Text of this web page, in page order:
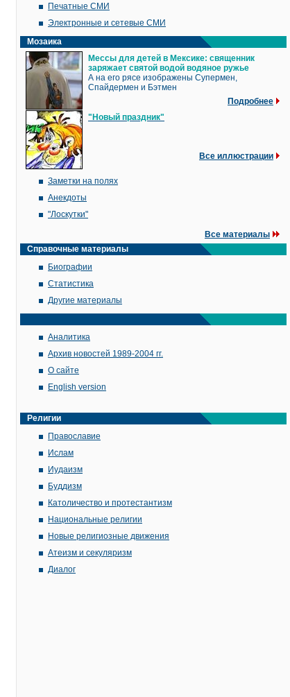
Печатные СМИ
Электронные и сетевые СМИ
Мозаика
Мессы для детей в Мексике: священник
заряжает святой водой водяное ружье
А на его рясе изображены Супермен,
Спайдермен и Бэтмен
Подробнее
"Новый праздник"
Все иллюстрации
Заметки на полях
Анекдоты
"Лоскутки"
Все материалы
Справочные материалы
Биографии
Статистика
Другие материалы
Аналитика
Архив новостей 1989-2004 гг.
О сайте
English version
Религии
Православие
Ислам
Иудаизм
Буддизм
Католичество и протестантизм
Национальные религии
Новые религиозные движения
Атеизм и секуляризм
Диалог